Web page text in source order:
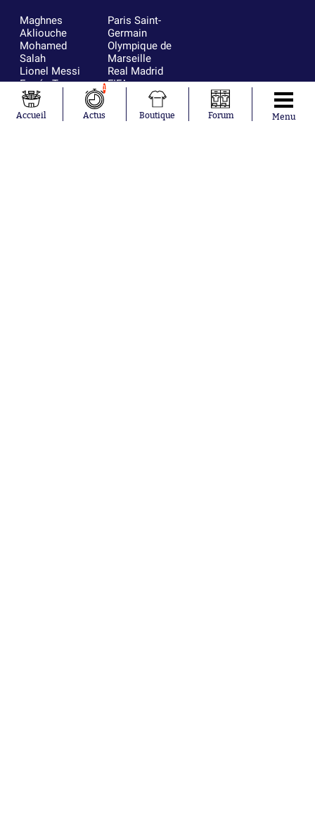
Maghnes
Akliouche
Mohamed
Salah
Lionel Messi
Ferrán Torres
Kilian Corredor
Franco
Mastantuono
Paris Saint-
Germain
Olympique de
Marseille
Real Madrid
FIFA
Olympique
AS Monaco
Accueil
1
Actus Boutique Forum Menu